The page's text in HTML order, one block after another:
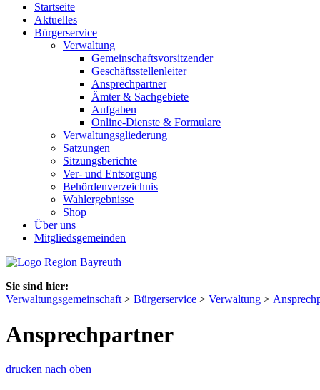
Startseite
Aktuelles
Bürgerservice
Verwaltung
Gemeinschaftsvorsitzender
Geschäftsstellenleiter
Ansprechpartner
Ämter & Sachgebiete
Aufgaben
Online-Dienste & Formulare
Verwaltungsgliederung
Satzungen
Sitzungsberichte
Ver- und Entsorgung
Behördenverzeichnis
Wahlergebnisse
Shop
Über uns
Mitgliedsgemeinden
Sie sind hier:
Verwaltungsgemeinschaft > Bürgerservice > Verwaltung >
Ansprechpartner
drucken nach oben